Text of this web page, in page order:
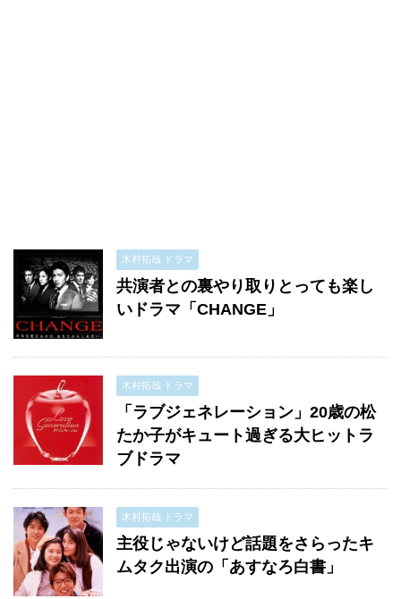
木村拓哉 ドラマ
共演者との裏やり取りとっても楽し
いドラマ「CHANGE」
木村拓哉 ドラマ
「ラブジェネレーション」20歳の松
たか子がキュート過ぎる大ヒットラ
ブドラマ
木村拓哉 ドラマ
主役じゃないけど話題をさらったキ
ムタク出演の「あすなろ白書」